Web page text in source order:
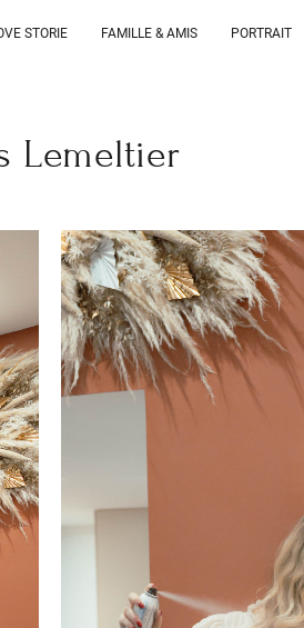
STORIE FAMILLE & AMIS PORTRAIT
Lemeltier